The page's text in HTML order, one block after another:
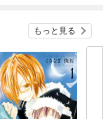
もっと見る